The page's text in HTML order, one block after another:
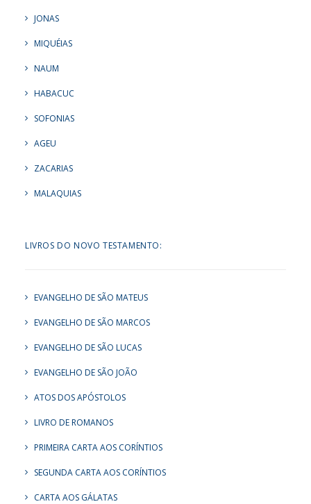
JONAS
MIQUÉIAS
NAUM
HABACUC
SOFONIAS
AGEU
ZACARIAS
MALAQUIAS
LIVROS DO NOVO TESTAMENTO:
EVANGELHO DE SÃO MATEUS
EVANGELHO DE SÃO MARCOS
EVANGELHO DE SÃO LUCAS
EVANGELHO DE SÃO JOÃO
ATOS DOS APÓSTOLOS
LIVRO DE ROMANOS
PRIMEIRA CARTA AOS CORÍNTIOS
SEGUNDA CARTA AOS CORÍNTIOS
CARTA AOS GÁLATAS